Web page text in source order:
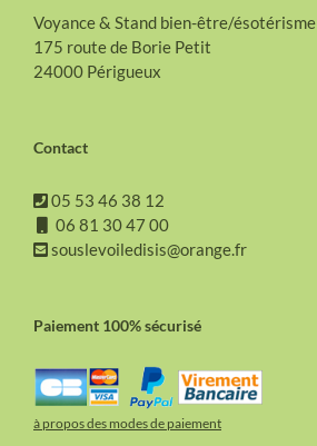
Voyance & Stand bien-être/ésotérisme
175 route de Borie Petit
24000 Périgueux
Contact
05 53 46 38 12
06 81 30 47 00
souslevoiledisis@orange.fr
Paiement 100% sécurisé
à propos des modes de paiement